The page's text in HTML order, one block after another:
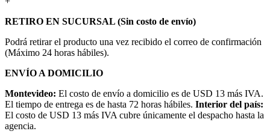
RETIRO EN SUCURSAL (Sin costo de envío)
Podrá retirar el producto una vez recibido el correo de confirmación
(Máximo 24 horas hábiles).
ENVÍO A DOMICILIO
Montevideo: El costo de envío a domicilio es de USD 13 más IVA.
El tiempo de entrega es de hasta 72 horas hábiles. Interior del país:
El costo de USD 13 más IVA cubre únicamente el despacho hasta la
agencia.